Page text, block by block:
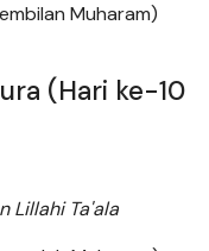
Muharam)
(Hari ke-10
Lillahi Ta'ala